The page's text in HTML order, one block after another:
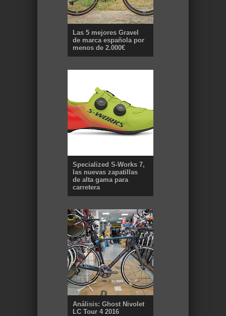
Las 5 mejores Gravel
de marca española por
menos de 2.000€
Specialized S-Works 7,
las nuevas zapatillas
de alta gama para
carretera
Análisis: Ghost Nivolet
LC Tour 4 2016